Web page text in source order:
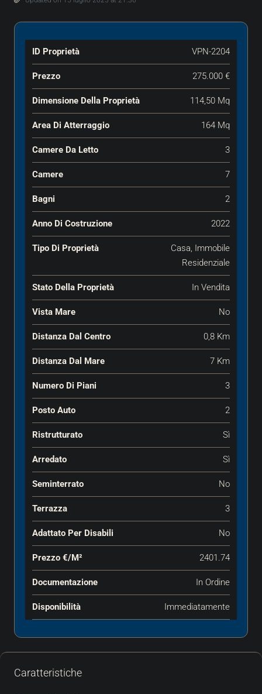
ID Proprietà VPN-2204
Prezzo 275.000 €
Dimensione Della Proprietà 114,50 Mq
Area Di Atterraggio 164 Mq
Camere Da Letto 3
Camere 7
Bagni 2
Anno Di Costruzione 2022
Tipo Di Proprietà
Casa, Immobile
Residenziale
Stato Della Proprietà In Vendita
Vista Mare No
Distanza Dal Centro 0,8 Km
Distanza Dal Mare 7 Km
Numero Di Piani 3
Posto Auto 2
Ristrutturato Sì
Arredato Sì
Seminterrato No
Terrazza 3
Adattato Per Disabili No
Prezzo €‎/m² 2401.74
Documentazione In Ordine
Disponibilità Immediatamente
Caratteristiche